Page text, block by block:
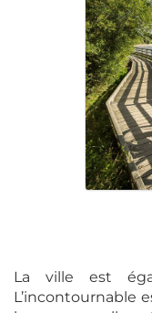
La ville est
L’incontournable